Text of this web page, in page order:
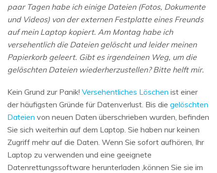
paar Tagen habe ich einige Dateien (Fotos, Dokumente
und Videos) von der externen Festplatte eines Freunds
auf mein Laptop kopiert. Am Montag habe ich
versehentlich die Dateien gelöscht und leider meinen
Papierkorb geleert. Gibt es irgendeinen Weg, um die
gelöschten Dateien wiederherzustellen? Bitte helft mir.
Kein Grund zur Panik! Versehentliches Löschen ist einer
der häufigsten Gründe für Datenverlust. Bis die gelöschten
Dateien von neuen Daten überschrieben wurden, befinden
Sie sich weiterhin auf dem Laptop. Sie haben nur keinen
Zugriff mehr auf die Daten. Wenn Sie sofort aufhören, Ihr
Laptop zu verwenden und eine geeignete
Datenrettungssoftware herunterladen ,können Sie sie im